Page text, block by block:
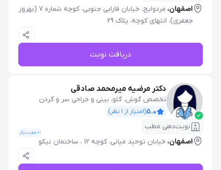
اصفهان،
مردوایج، خیابان فارابی جنوبی، کوچه شماره 7 (بهروز
جعفری)، انتهای کوچه، پلاک 29
دریافت نوبت
دکتر مرضیه میرمحمد صادقی
تخصص گوش، گلو، بینی و جراحی سر و گردن
5.0(امتیاز از 1 نظر)
نوبت‌دهی مطب
1+ مطب دیگر
اصفهان، خیابان توحید میانی، کوچه 12 ، ساختمان نیکو